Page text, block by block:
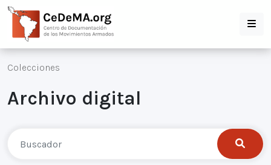
Colecciones
Archivo digital